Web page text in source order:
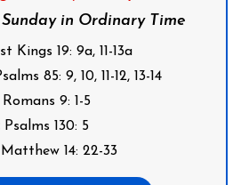
in Ordinary Time
Kings 19: 9a, 11-13a
85: 9, 10, 11-12, 13-14
Romans 9: 1-5
Psalms 130: 5
Matthew 14: 22-33